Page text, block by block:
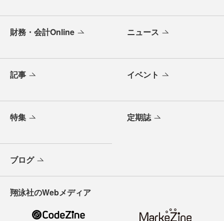
財務・会計Online ニュース
記事 イベント
特集 定期誌
ブログ
翔泳社のWebメディア